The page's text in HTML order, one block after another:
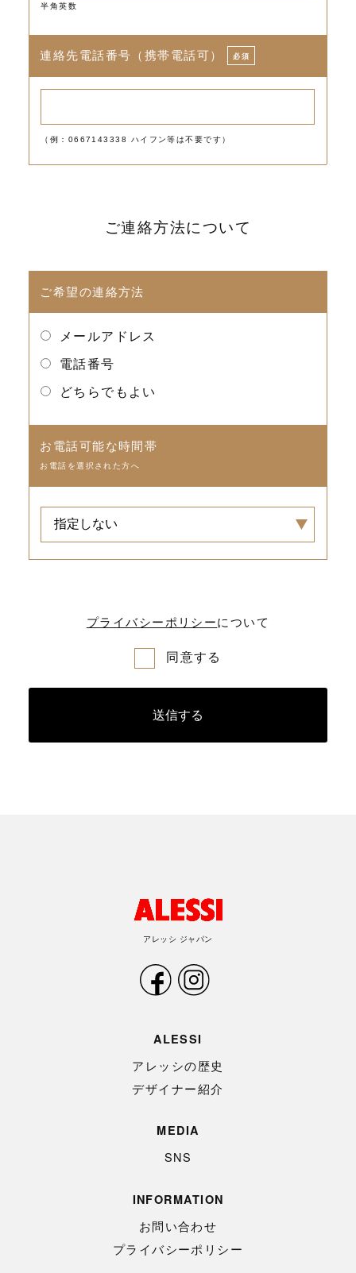
半角英数
連絡先電話番号（携帯電話可） 必須
（例：0667143338 ハイフン等は不要です）
ご連絡方法について
ご希望の連絡方法
メールアドレス
電話番号
どちらでもよい
お電話可能な時間帯
お電話を選択された方へ
プライバシーポリシーについて
同意する
アレッシ ジャパン
ALESSI
アレッシの歴史
デザイナー紹介
MEDIA
SNS
INFORMATION
お問い合わせ
プライバシーポリシー